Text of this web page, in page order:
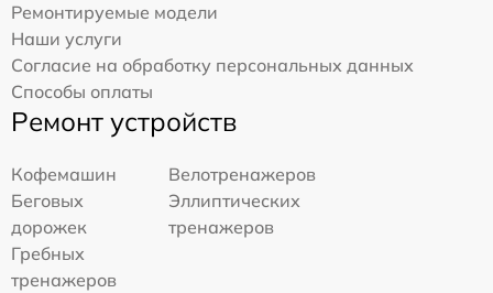
Ремонтируемые модели
Наши услуги
Согласие на обработку персональных данных
Способы оплаты
Ремонт устройств
Кофемашин
Велотренажеров
Беговых
дорожек
Эллиптических
тренажеров
Гребных
тренажеров